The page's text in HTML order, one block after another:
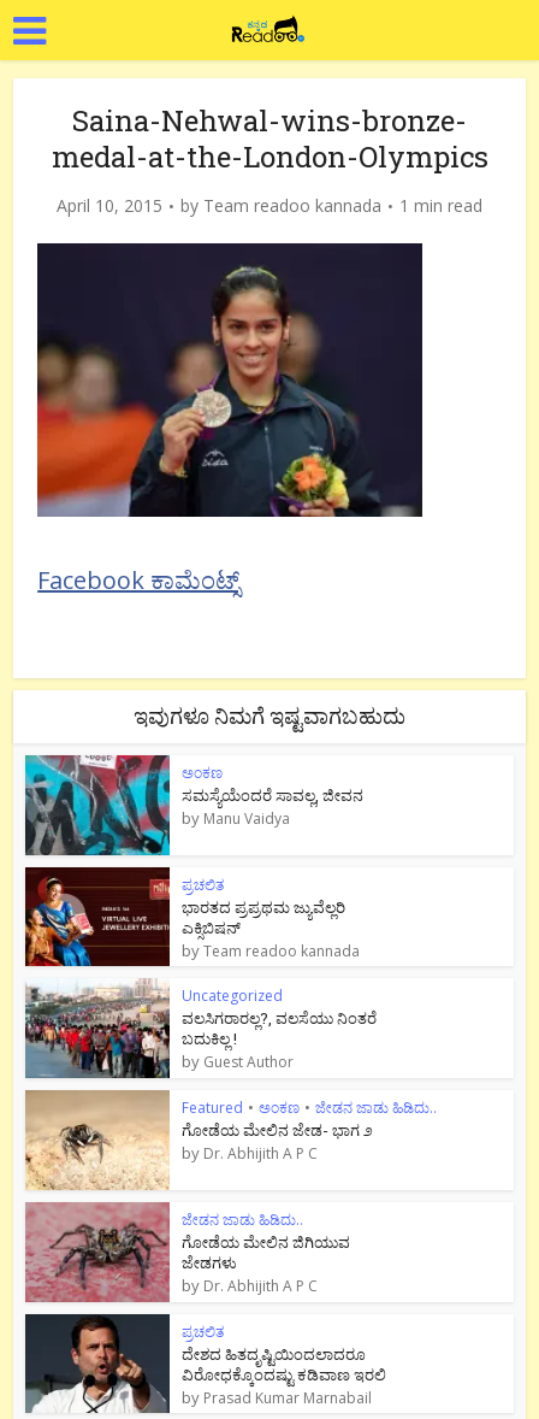
Saina-Nehwal-wins-bronze-
medal-at-the-London-Olympics
April 10, 2015 by Team readoo kannada 1 min read
Facebook ಕಾಮೆಂಟ್ಸ್
ಇವುಗಳೂ ನಿಮಗೆ ಇಷ್ಟವಾಗಬಹುದು
ಅಂಕಣ
ಸಮಸ್ಯೆಯೆಂದರೆ ಸಾವಲ್ಲ, ಜೀವನ
by Manu Vaidya
ಪ್ರಚಲಿತ
ಭಾರತದ ಪ್ರಪ್ರಥಮ ಜ್ಯುವೆಲ್ಲರಿ
ಎಕ್ಸಿಬಿಷನ್
byTeam readoo kannada
Uncategorized
ವಲಸಿಗರಾರಲ್ಲ?, ವಲಸೆಯು ನಿಂತರೆ
ಬದುಕಿಲ್ಲ !
by Guest Author
Featured • ಅಂಕಣ • ಜೇಡನ ಜಾಡು ಹಿಡಿದು..
ಗೋಡೆಯ ಮೇಲಿನ ಜೇಡ- ಭಾಗ ೨
by Dr. Abhijith A P C
ಜೇಡನ ಜಾಡು ಹಿಡಿದು..
ಗೋಡೆಯ ಮೇಲಿನ ಜಿಗಿಯುವ
ಜೇಡಗಳು
by Dr. Abhijith A P C
ಪ್ರಚಲಿತ
ದೇಶದ ಹಿತದೃಷ್ಟಿಯಿಂದಲಾದರೂ
ವಿರೋಧಕ್ಕೊಂದಷ್ಟು ಕಡಿವಾಣ ಇರಲಿ
by Prasad Kumar Marnabail